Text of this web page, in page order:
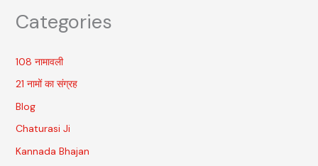
Categories
108 नामावली
21 नामों का संग्रह
Blog
Chaturasi Ji
Kannada Bhajan